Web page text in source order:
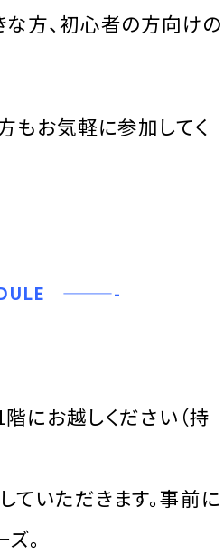
方、初心者の方向けの
もお気軽に参加してく
———-
にお越しください（持
ていただきます。事前に
。